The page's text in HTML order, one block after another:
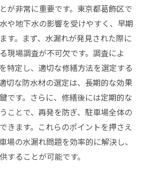
が非常に重要です。東京都葛飾区で
や地下水の影響を受けやすく、早期
す。まず、水漏れが発見された際に
現場調査が不可欠です。調査によ
特定し、適切な修繕方法を選定する
切な防水材の選定は、長期的な効果
です。さらに、修繕後には定期的な
ことで、再発を防ぎ、駐車場全体の
きます。これらのポイントを押さえ
場の水漏れ問題を効率的に解決し、
することが可能です。